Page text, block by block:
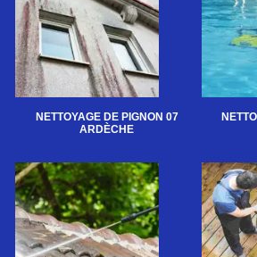
NETTOYAGE DE PIGNON 07
ARDÈCHE